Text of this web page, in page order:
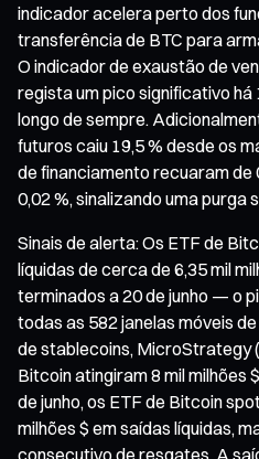
indicador acelera perto dos
transferência de BTC para
O indicador de exaustão de
regista um pico significativo
longo de sempre.
futuros caiu 19,5 % desde os
de financiamento recuaram de
0,02 %, sinalizando uma purga
Sinais de alerta: Os ETF de
líquidas de cerca de 6,35 mil
terminados a 20 de junho — o
todas as 582 janelas móveis
de stablecoins, MicroStrategy
Bitcoin atingiram 8 mil milhões
de junho, os ETF de Bitcoin
milhões $ em saídas líquidas,
consecutivo de resgates. A